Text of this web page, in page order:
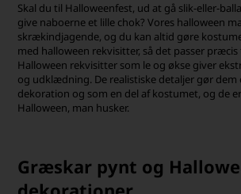
Skal du til Halloweenfest, ud at gå slik-eller-
give naboerne et lille chok? Vores halloween
skrækindjagende, og du kan altid gøre
med halloween rekvisitter, så det passer
Halloween rekvisitter som le og økse giver
og udklædning. De realistiske detaljer gør dem
dekoration og som en del af kostumet, og de
Halloween, man husker.
Græskar pynt og